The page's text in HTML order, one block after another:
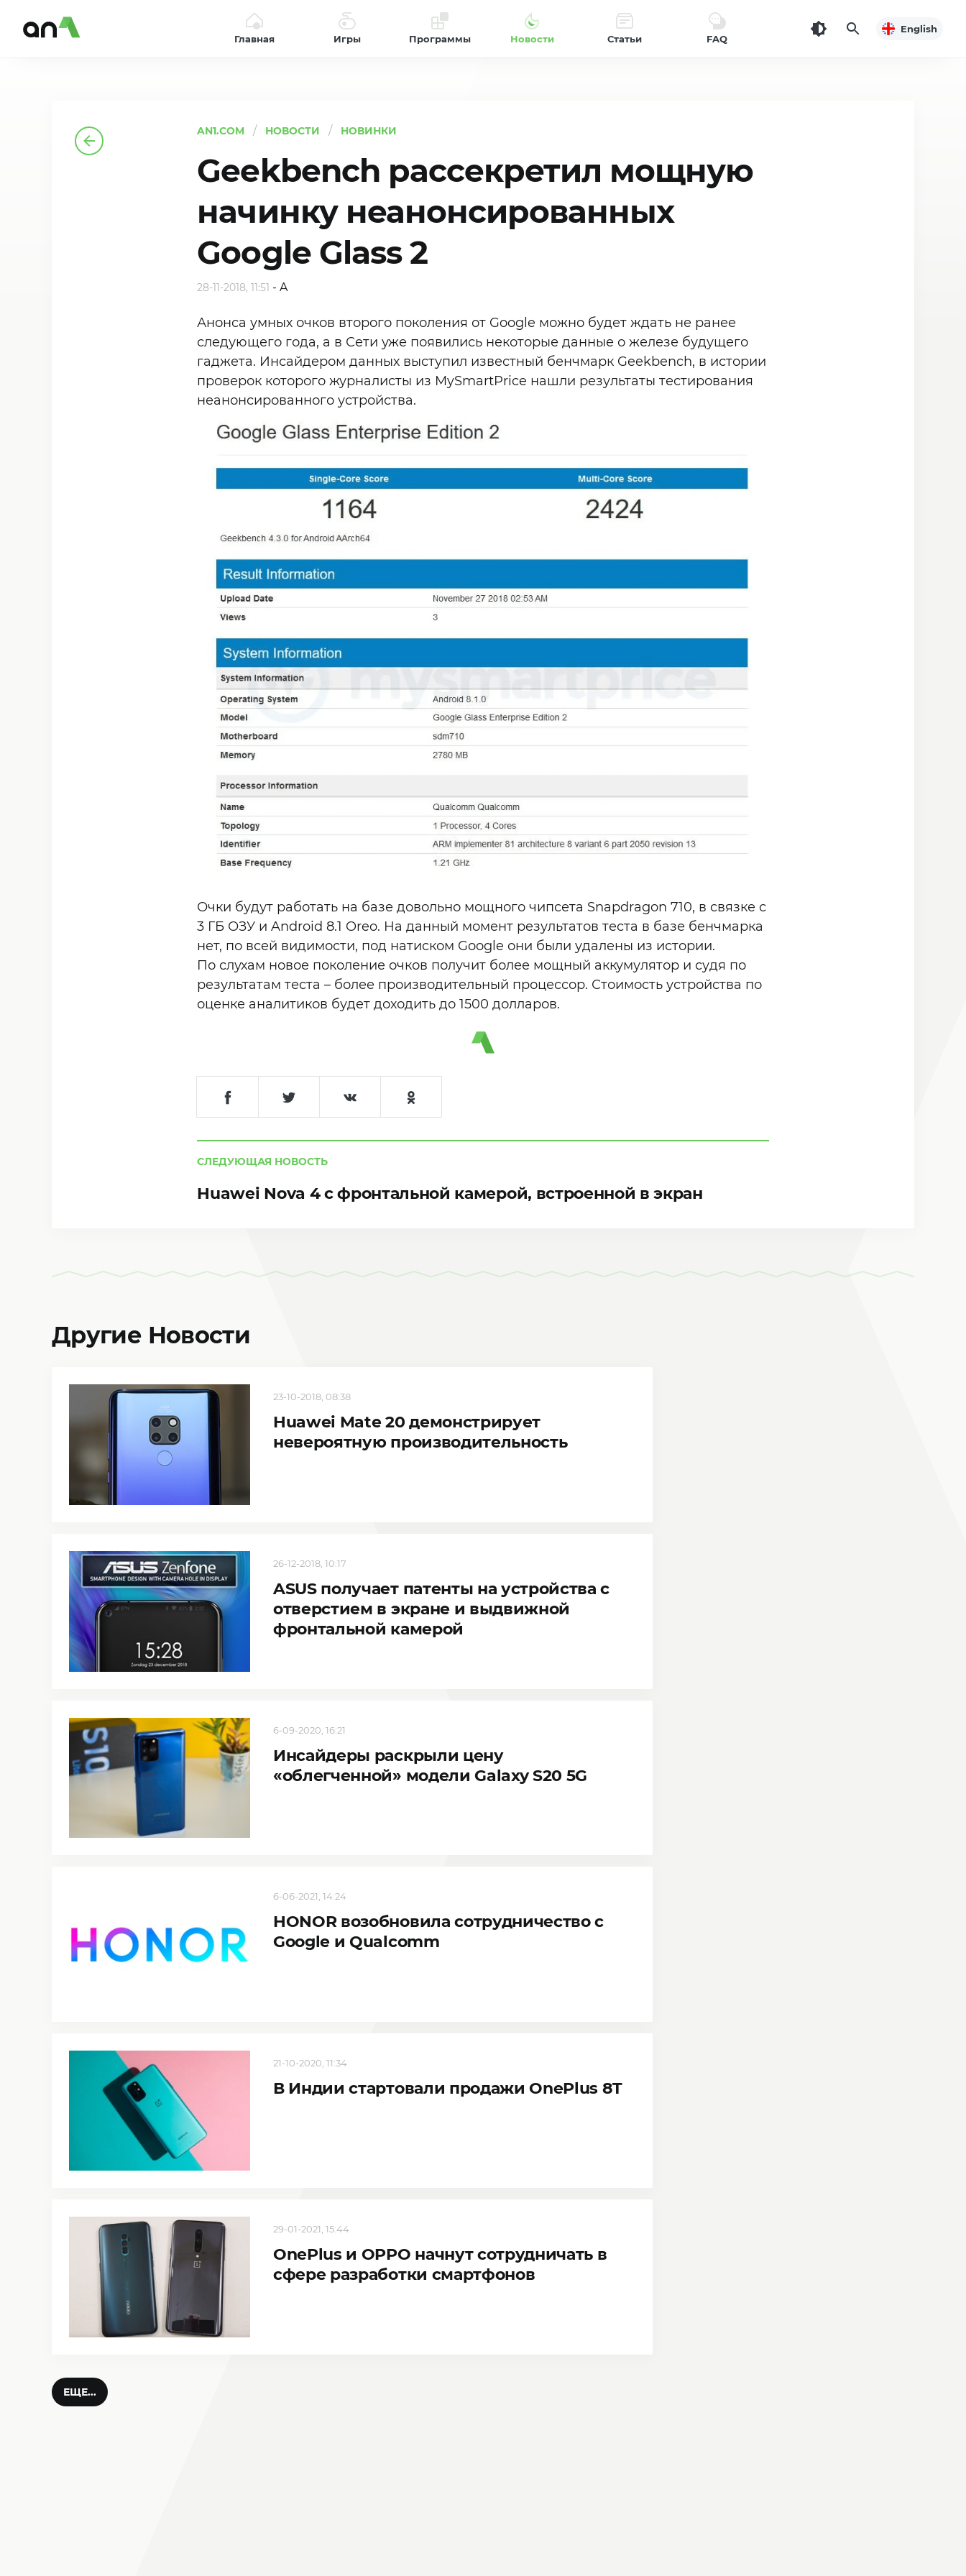
Главная Игры Программы Новости Статьи FAQ
English
AN1.COM НОВОСТИ НОВИНКИ
Geekbench рассекретил мощную
начинку неанонсированных
Google Glass 2
28-11-2018, 11:51 -A
Анонса умных очков второго поколения от Google можно будет ждать не ранее
следующего года, а в Сети уже появились некоторые данные о железе будущего
гаджета. Инсайдером данных выступил известный бенчмарк Geekbench, в истории
проверок которого журналисты из MySmartPrice нашли результаты тестирования
неанонсированного устройства.
Очки будут работать на базе довольно мощного чипсета Snapdragon 710, в связке с
3 ГБ ОЗУ и Android 8.1 Oreo. На данный момент результатов теста в базе бенчмарка
нет, по всей видимости, под натиском Google они были удалены из истории.
По слухам новое поколение очков получит более мощный аккумулятор и судя по
результатам теста – более производительный процессор. Стоимость устройства по
оценке аналитиков будет доходить до 1500 долларов.
СЛЕДУЮЩАЯ НОВОСТЬ
Huawei Nova 4 с фронтальной камерой, встроенной в экран
Другие Новости
23-10-2018, 08:38
Huawei Mate 20 демонстрирует
невероятную производительность
26-12-2018, 10:17
ASUS получает патенты на устройства с
отверстием в экране и выдвижной
фронтальной камерой
6-09-2020, 16:21
Инсайдеры раскрыли цену
«облегченной» модели Galaxy S20 5G
6-06-2021, 14:24
HONOR возобновила сотрудничество с
Google и Qualcomm
21-10-2020, 11:34
В Индии стартовали продажи OnePlus 8T
29-01-2021, 15:44
OnePlus и OPPO начнут сотрудничать в
сфере разработки смартфонов
ЕЩЕ...